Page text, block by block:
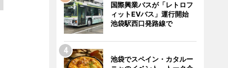
国際興業バスが「レトロフ
ィットEVバス」運行開始
池袋駅西口発路線で
池袋でスペイン・カタルー